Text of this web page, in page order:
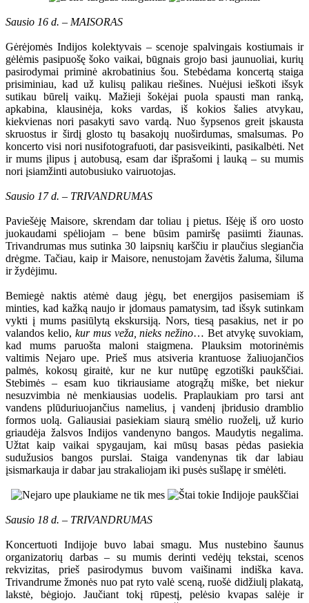
Sausio 16 d. – MAISORAS
Gėrėjomės Indijos kolektyvais – scenoje spalvingais kostiumais ir
gėlėmis pasipuošę šoko vaikai, būgnais grojo basi jaunuoliai, kurių
pasirodymai priminė akrobatinius šou. Stebėdama koncertą staiga
prisiminiau, kad už kulisų palikau riešines. Nuėjusi ieškoti išsyk
sutikau būrelį vaikų. Mažieji šokėjai puola spausti man ranką,
apkabina, klausinėja, koks vardas, iš kokios šalies atvykau,
kiekvienas nori pasakyti savo vardą. Nuo šypsenos greit įskausta
skruostus ir širdį glosto tų basakojų nuoširdumas, smalsumas. Po
koncerto visi nori nusifotografuoti, dar pasisveikinti, pasikalbėti. Net
ir mums įlipus į autobusą, esam dar išprašomi į lauką – su mumis
nori įsiamžinti autobusiuko vairuotojas.
Sausio 17 d. – TRIVANDRUMAS
Paviešėję Maisore, skrendam dar toliau į pietus. Išėję iš oro uosto
juokaudami spėliojam – bene būsim pamiršę pasiimti žiaunas.
Trivandrumas mus sutinka 30 laipsnių karščiu ir plaučius slegiančia
drėgme. Tačiau, kaip ir Maisore, nenustojam žavėtis žaluma, šiluma
ir žydėjimu.
Bemiegė naktis atėmė daug jėgų, bet energijos pasisemiam iš
minties, kad kažką naujo ir įdomaus pamatysim, tad išsyk sutinkam
vykti į mums pasiūlytą ekskursiją. Nors, tiesą pasakius, net ir po
valandos kelio, kur mus veža, nieks nežino… Bet atvykę suvokiam,
kad mums paruošta maloni staigmena. Plauksim motorinėmis
valtimis Nejaro upe. Prieš mus atsiveria krantuose žaliuojančios
palmės, kokosų giraitė, kur ne kur nutūpę egzotiški paukščiai.
Stebimės – esam kuo tikriausiame atogrąžų miške, bet niekur
nesuzvimbia nė menkiausias uodelis. Praplaukiam pro tarsi ant
vandens plūduriuojančius namelius, į vandenį įbridusio dramblio
formos uolą. Galiausiai pasiekiam siaurą smėlio ruoželį, už kurio
griaudėja žalsvos Indijos vandenyno bangos. Maudytis negalima.
Užtat kaip vaikai spygaujam, kai mūsų basas pėdas pasiekia
sudužusios bangos purslai. Staiga vandenynas tik dar labiau
įsismarkauja ir dabar jau strakaliojam iki pusės sušlapę ir smėlėti.
Sausio 18 d. – TRIVANDRUMAS
Koncertuoti Indijoje buvo labai smagu. Mus nustebino šaunus
organizatorių darbas – su mumis derinti vedėjų tekstai, scenos
rekvizitas, prieš pasirodymus buvom vaišinami indiška kava.
Trivandrume žmonės nuo pat ryto valė sceną, ruošė didžiulį plakatą,
lakstė, bėgiojo. Jaučiant tokį rūpestį, pelėsio kvapas salėje ir